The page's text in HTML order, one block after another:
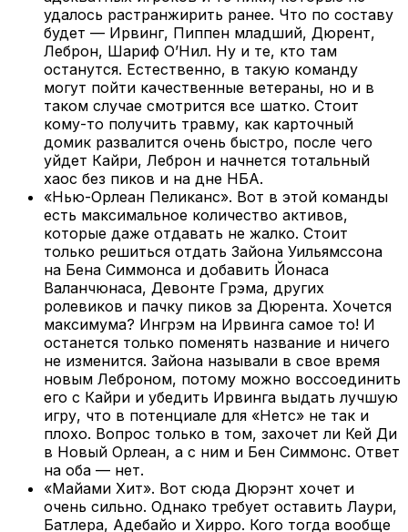
удалось растранжирить ранее. Что по составу
будет — Ирвинг, Пиппен младший, Дюрент,
Леброн, Шариф О’Нил. Ну и те, кто там
останутся. Естественно, в такую команду
могут пойти качественные ветераны, но и в
таком случае смотрится все шатко. Стоит
кому-то получить травму, как карточный
домик развалится очень быстро, после чего
уйдет Кайри, Леброн и начнется тотальный
хаос без пиков и на дне НБА.
«Нью-Орлеан Пеликанс». Вот в этой команды
есть максимальное количество активов,
которые даже отдавать не жалко. Стоит
только решиться отдать Зайона Уильямссона
на Бена Симмонса и добавить Йонаса
Валанчюнаса, Девонте Грэма, других
ролевиков и пачку пиков за Дюрента. Хочется
максимума? Ингрэм на Ирвинга самое то! И
останется только поменять название и ничего
не изменится. Зайона называли в свое время
новым Леброном, потому можно воссоединить
его с Кайри и убедить Ирвинга выдать лучшую
игру, что в потенциале для «Нетс» не так и
плохо. Вопрос только в том, захочет ли Кей Ди
в Новый Орлеан, а с ним и Бен Симмонс. Ответ
на оба — нет.
«Майами Хит». Вот сюда Дюрэнт хочет и
очень сильно. Однако требует оставить Лаури,
Батлера, Адебайо и Хирро. Кого тогда вообще